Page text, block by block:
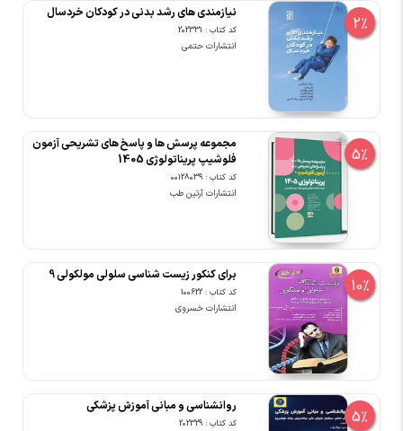
2%
نیازمندی های رشد بدنی در کودکان خردسال
کد کتاب : 202331
انتشارات حتمی
5%
مجموعه پرسش ها و پاسخ های تشریحی آزمون
فلوشیپ پریناتولوژی 1405
کد کتاب : 00128039
انتشارات آرتین طب
10%
برای کنکور زیست شناسی سلولی مولکولی 9
کد کتاب : 100622
انتشارات خسروی
5%
روانشناسی و مبانی آموزش پزشکی
کد کتاب : 202329